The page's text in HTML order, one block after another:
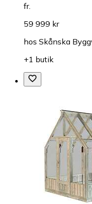
fr.
59 999 kr
hos Skånska
+1 butik